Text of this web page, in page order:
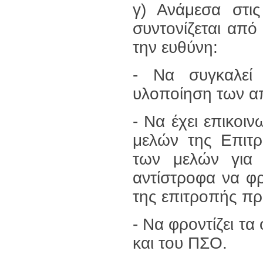
γ) Ανάμεσα
συντονίζεται
την ευθύνη:
- Να συγκαλεί
υλοποίηση των
- Να έχει
μελών της
των μελών
αντίστροφα να
της επιτροπής
- Να φροντίζει
και του ΠΣΟ.